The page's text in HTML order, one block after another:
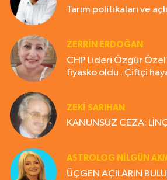
Tarım politikaları ve
ZERRIN ERDOĞAN
CHP Lideri Özgür
fiyasko oldu . Çiftçi
ZEKI SARIHAN
KANUNSUZ CEZA:
ASTROLOG NILGÜN
ÜÇGEN AÇILARIN